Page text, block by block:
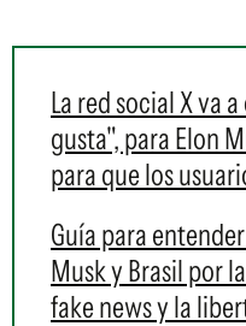
La red social X va
gusta", para Elon
para que los
Guía para
Musk y Brasil por
fake news y la